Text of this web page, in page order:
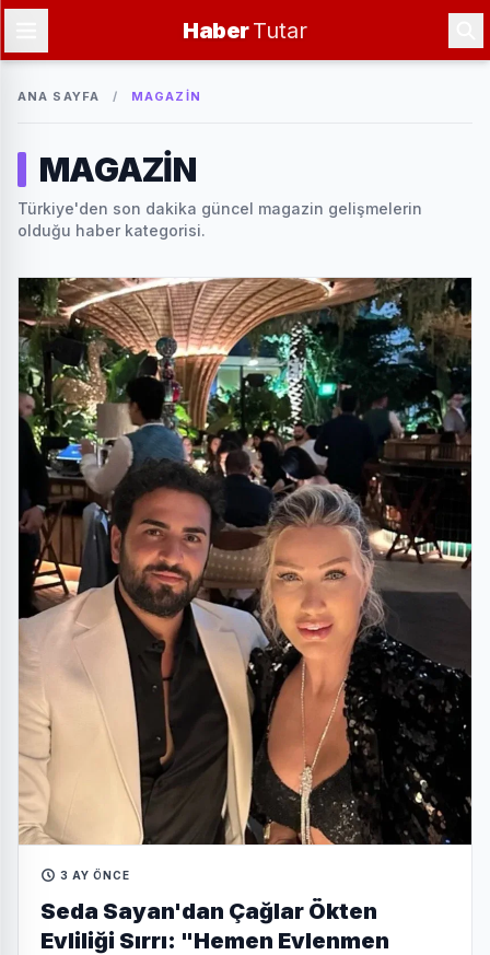
HaberTutar
ANA SAYFA / MAGAZİN
MAGAZİN
Türkiye'den son dakika güncel magazin gelişmelerin
olduğu haber kategorisi.
3 AY ÖNCE
Seda Sayan'dan Çağlar Ökten
Evliliği Sırrı: "Hemen Evlenmen